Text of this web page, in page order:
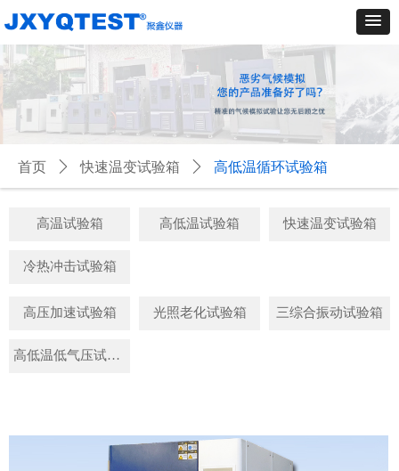
首页 ꄲ 快速温变试验箱 ꄲ 高低温循环试验箱
高温试验箱 高低温试验箱 快速温变试验箱
冷热冲击试验箱
高压加速试验箱 光照老化试验箱 三综合振动试验箱
高低温低气压试验箱